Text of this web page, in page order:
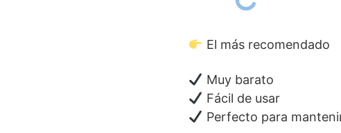
El más recomendado
Muy barato
Fácil de usar
Perfecto para